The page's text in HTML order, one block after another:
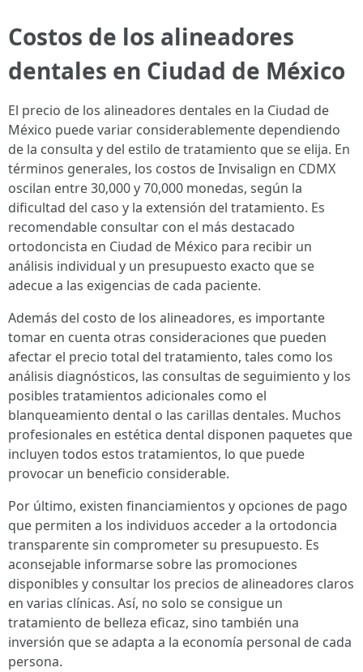
Costos de los alineadores
dentales en Ciudad de México
El precio de los alineadores dentales en la Ciudad de
México puede variar considerablemente dependiendo
de la consulta y del estilo de tratamiento que se elija. En
términos generales, los costos de Invisalign en CDMX
oscilan entre 30,000 y 70,000 monedas, según la
dificultad del caso y la extensión del tratamiento. Es
recomendable consultar con el más destacado
ortodoncista en Ciudad de México para recibir un
análisis individual y un presupuesto exacto que se
adecue a las exigencias de cada paciente.
Además del costo de los alineadores, es importante
tomar en cuenta otras consideraciones que pueden
afectar el precio total del tratamiento, tales como los
análisis diagnósticos, las consultas de seguimiento y los
posibles tratamientos adicionales como el
blanqueamiento dental o las carillas dentales. Muchos
profesionales en estética dental disponen paquetes que
incluyen todos estos tratamientos, lo que puede
provocar un beneficio considerable.
Por último, existen financiamientos y opciones de pago
que permiten a los individuos acceder a la ortodoncia
transparente sin comprometer su presupuesto. Es
aconsejable informarse sobre las promociones
disponibles y consultar los precios de alineadores claros
en varias clínicas. Así, no solo se consigue un
tratamiento de belleza eficaz, sino también una
inversión que se adapta a la economía personal de cada
persona.